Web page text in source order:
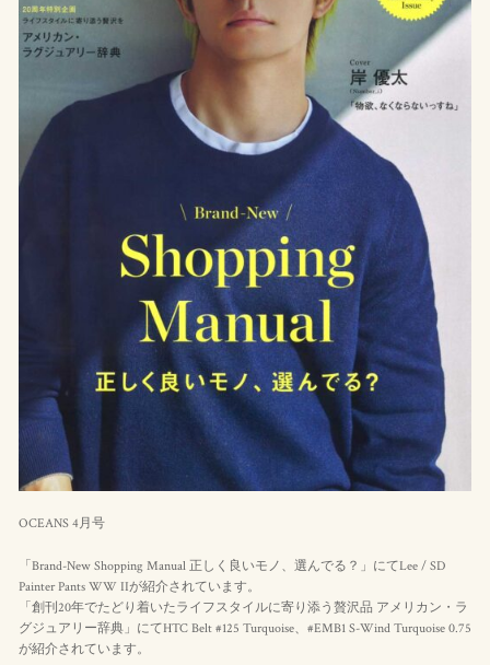
OCEANS 4月号
「Brand-New Shopping Manual 正しく良いモノ、選んでる？」にてLee / SD
Painter Pants WW IIが紹介されています。
「創刊20年でたどり着いたライフスタイルに寄り添う贅沢品 アメリカン・ラ
グジュアリー辞典」にてHTC Belt #125 Turquoise、#EMB1 S-Wind Turquoise 0.75
が紹介されています。